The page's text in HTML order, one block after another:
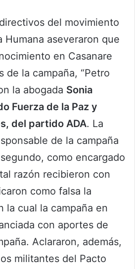
del movimiento
Humana aseveraron que
en Casanare
de la campaña, “Petro
la abogada Sonia
Fuerza de la Paz y
del partido ADA. La
de la campaña
como encargado
razón recibieron con
como falsa la
la cual la campaña en
con aportes de
Aclararon, además,
militantes del Pacto